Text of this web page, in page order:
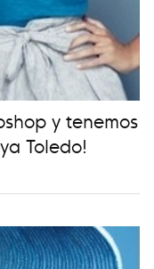
y tenemos
Toledo!